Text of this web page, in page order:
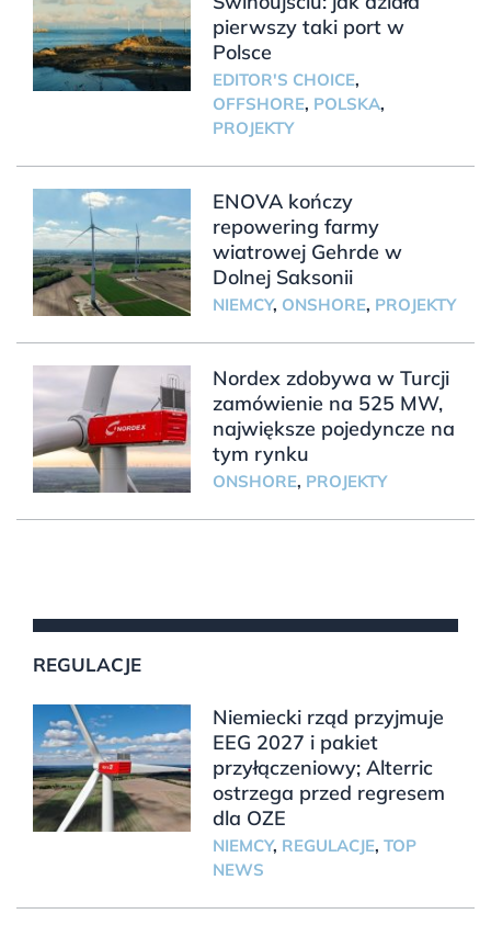
pierwszy taki port w
Polsce
EDITOR'S CHOICE,
OFFSHORE, POLSKA,
PROJEKTY
ENOVA kończy
repowering farmy
wiatrowej Gehrde w
Dolnej Saksonii
NIEMCY, ONSHORE, PROJEKTY
Nordex zdobywa w Turcji
zamówienie na 525 MW,
największe pojedyncze na
tym rynku
ONSHORE, PROJEKTY
REGULACJE
Niemiecki rząd przyjmuje
EEG 2027 i pakiet
przyłączeniowy; Alterric
ostrzega przed regresem
dla OZE
NIEMCY, REGULACJE, TOP
NEWS